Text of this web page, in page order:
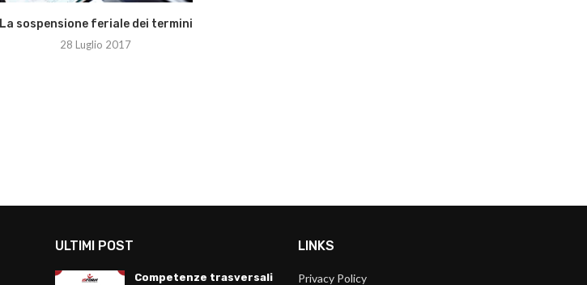
La sospensione feriale dei termini
28 Luglio 2017
ULTIMI POST
Competenze trasversali
LINKS
Privacy Policy